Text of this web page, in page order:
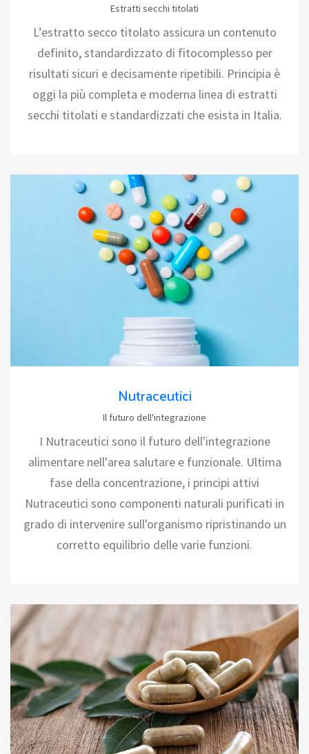
Estratti secchi titolati
L’estratto secco titolato assicura un contenuto
definito, standardizzato di fitocomplesso per
risultati sicuri e decisamente ripetibili. Principia è
oggi la più completa e moderna linea di estratti
secchi titolati e standardizzati che esista in Italia.
Nutraceutici
Il futuro dell'integrazione
I Nutraceutici sono il futuro dell'integrazione
alimentare nell'area salutare e funzionale. Ultima
fase della concentrazione, i principi attivi
Nutraceutici sono componenti naturali purificati in
grado di intervenire sull'organismo ripristinando un
corretto equilibrio delle varie funzioni.